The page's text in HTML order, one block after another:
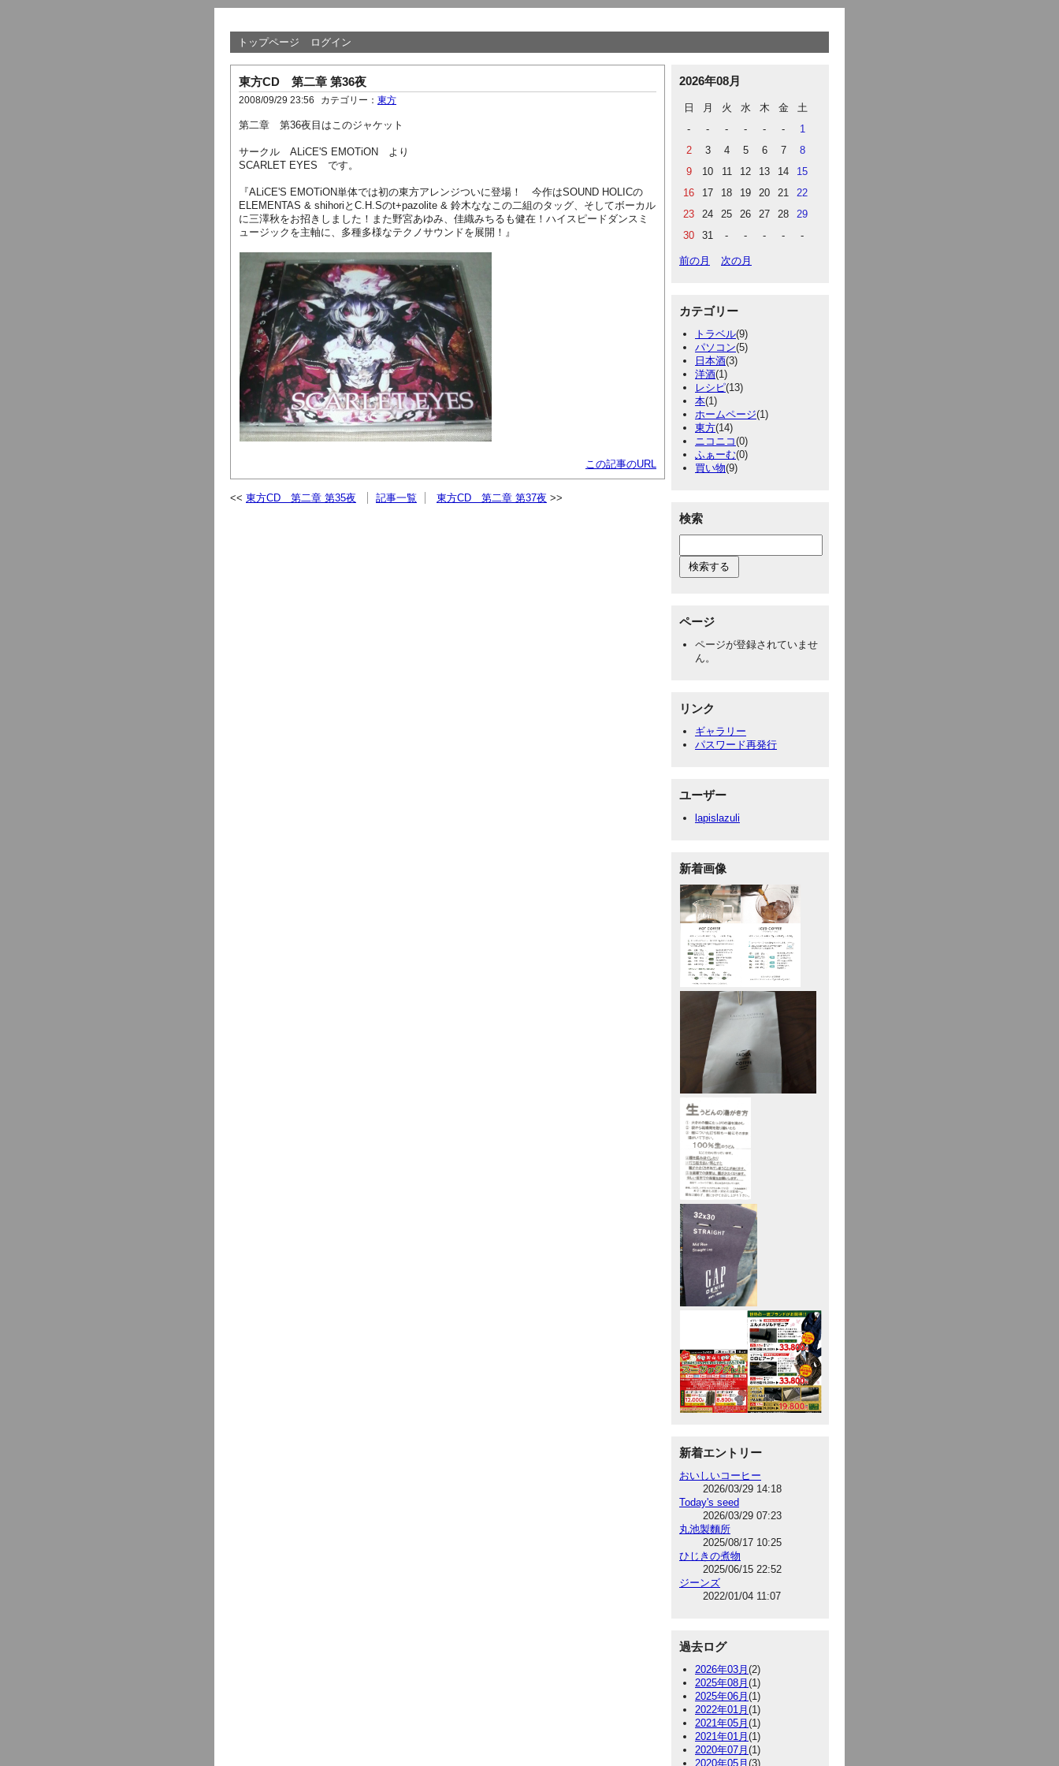
トップページ ログイン
東方CD 第二章 第36夜
2008/09/29 23:56 カテゴリー： 東方
第二章 第36夜目はこのジャケット
サークル ALiCE'S EMOTiON より
SCARLET EYES です。
『ALiCE'S EMOTiON単体では初の東方アレンジついに登場！ 今作はSOUND HOLICの
ELEMENTAS & shihoriとC.H.Sのt+pazolite & 鈴木ななこの二組のタッグ、そしてボーカル
に三澤秋をお招きしました！また野宮あゆみ、佳織みちるも健在！ハイスピードダンスミ
ュージックを主軸に、多種多様なテクノサウンドを展開！』
この記事のURL
東方CD 第二章 第35夜 記事一覧 東方CD 第二章 第37夜
2026年08月
日 月 火 水 木 金
土
-
- - - - -
1
2
3 4 5 6 7
8
9
10 11 12 13 14
15
16
17 18 19 20 21
22
23
24 25 26 27 28
29
30
31 - - - - -
前の月 次の月
カテゴリー
トラベル(9)
パソコン(5)
日本酒(3)
洋酒(1)
レシピ(13)
本(1)
ホームページ(1)
東方(14)
ニコニコ(0)
ふぁーむ(0)
買い物(9)
検索
ページ
ページが登録されていませ
ん。
リンク
ギャラリー
パスワード再発行
ユーザー
lapislazuli
新着画像
新着エントリー
おいしいコーヒー
2026/03/29 14:18
Today's seed
2026/03/29 07:23
丸池製麵所
2025/08/17 10:25
ひじきの煮物
2025/06/15 22:52
ジーンズ
2022/01/04 11:07
過去ログ
2026年03月(2)
2025年08月(1)
2025年06月(1)
2022年01月(1)
2021年05月(1)
2021年01月(1)
2020年07月(1)
2020年05月(3)